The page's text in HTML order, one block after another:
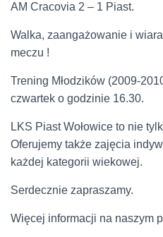
AM Cracovia 2 – 1 Piast.
Walka, zaangażowanie i
meczu !
Trening Młodzików (2009-
czwartek o godzinie 16.30.
LKS Piast Wołowice to nie
Oferujemy także zajęcia
każdej kategorii wiekowej.
Serdecznie zapraszamy.
Więcej informacji na naszym